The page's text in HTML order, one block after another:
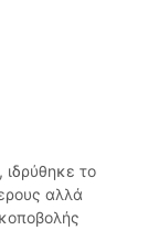
, ιδρύθηκε το
αλλά